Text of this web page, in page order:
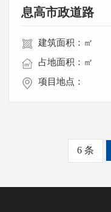
息高市政道路
建筑面积：㎡
占地面积：㎡
项目地点：
6 条